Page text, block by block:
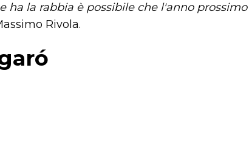
ha la rabbia è possibile che l'anno prossimo
Rivola.